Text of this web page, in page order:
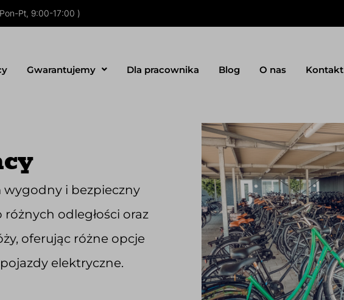
Pt, 9:00-17:00 )
Gwarantujemy Dla pracownika Blog O nas Kontakt
i bezpieczny
odległości oraz
oferując różne opcje
elektryczne.